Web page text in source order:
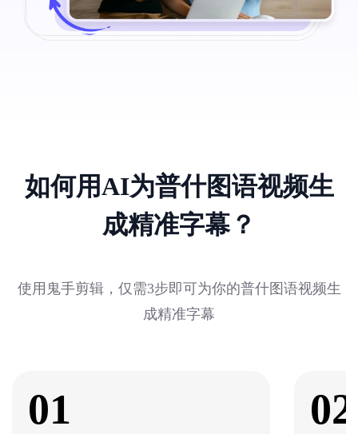
如何用AI为普什图语视频生
成精准字幕？
使用鬼手剪辑，仅需3步即可为你的普什图语视频生
成精准字幕
01 02